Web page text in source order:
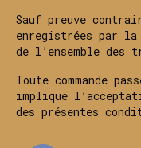
Sauf preuve
enregistrées par
de l’ensemble des
Toute commande
implique
des présentes